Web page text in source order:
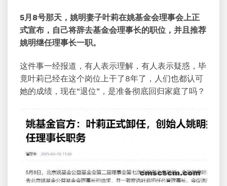
5月8号那天，姚明妻子叶莉在姚基金会理事会上正
式宣布，自己将辞去基金会理事长的职位，并且推荐
姚明继任理事长一职。
这件事一经报道，有人表示理解，有人表示疑惑，毕
竟叶莉已经在这个岗位上干了8年了，人们也都认可
她的成绩，现在“退位”，是准备彻底回归家庭了吗？